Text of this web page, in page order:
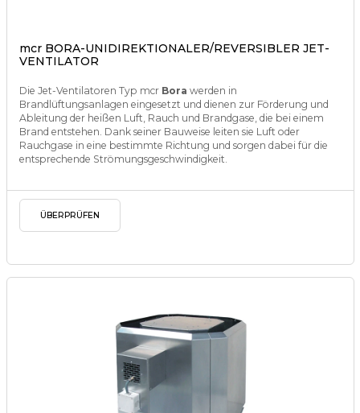
mcr BORA-UNIDIREKTIONALER/REVERSIBLER JET-
VENTILATOR
Die Jet-Ventilatoren Typ mcrBora werden in
Brandlüftungsanlagen eingesetzt und dienen zur Förderung und
Ableitung der heißen Luft, Rauch und Brandgase, die bei einem
Brand entstehen. Dank seiner Bauweise leiten sie Luft oder
Rauchgase in eine bestimmte Richtung und sorgen dabei für die
entsprechende Strömungsgeschwindigkeit.
ÜBERPRÜFEN